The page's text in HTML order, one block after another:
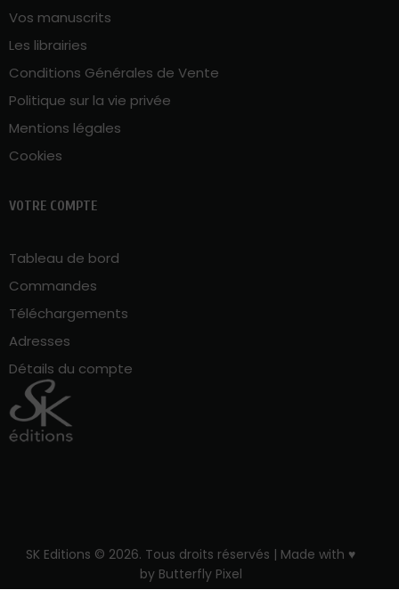
Vos manuscrits
Les librairies
Conditions Générales de Vente
Politique sur la vie privée
Mentions légales
Cookies
VOTRE COMPTE
Tableau de bord
Commandes
Téléchargements
Adresses
Détails du compte
SK Editions © 2026. Tous droits réservés | Made with ♥
by Butterfly Pixel